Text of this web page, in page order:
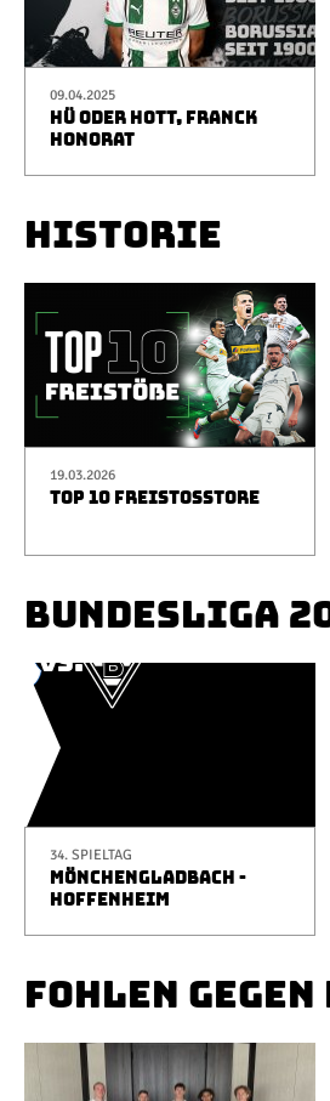
09.04.2025
HÜ ODER HOTT, FRANCK
HONORAT
HISTORIE
19.03.2026
TOP 10 FREISTOSSTORE
BUNDESLIGA
34. SPIELTAG
MÖNCHENGLADBACH -
HOFFENHEIM
FOHLEN GEGEN